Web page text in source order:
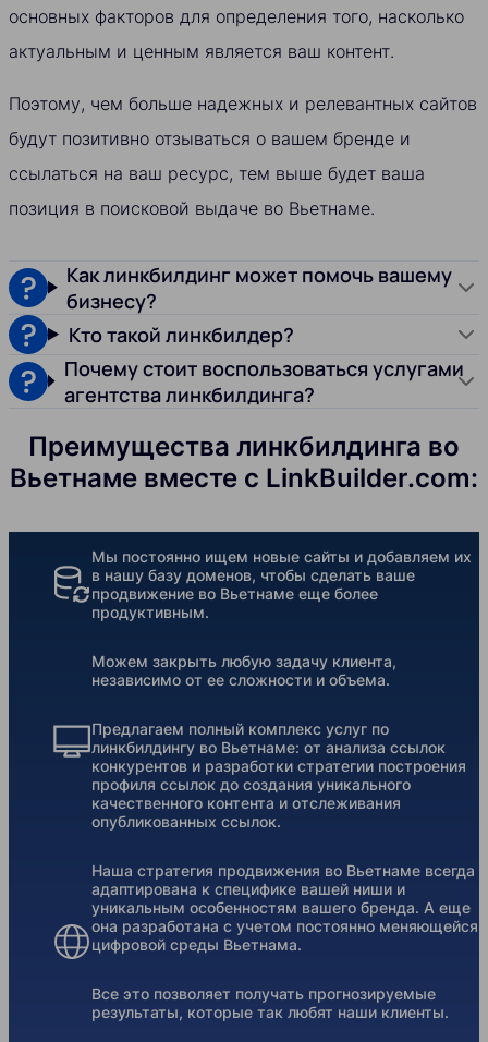
основных факторов для определения того, насколько
актуальным и ценным является ваш контент.
Поэтому, чем больше надежных и релевантных сайтов
будут позитивно отзываться о вашем бренде и
ссылаться на ваш ресурс, тем выше будет ваша
позиция в поисковой выдаче во Вьетнаме.
Как линкбилдинг может помочь вашему
бизнесу?
Кто такой линкбилдер?
Почему стоит воспользоваться услугами
агентства линкбилдинга?
Преимущества линкбилдинга во
Вьетнаме вместе с LinkBuilder.com:
Мы постоянно ищем новые сайты и добавляем их
в нашу базу доменов, чтобы сделать ваше
продвижение во Вьетнаме еще более
продуктивным.
Можем закрыть любую задачу клиента,
независимо от ее сложности и объема.
Предлагаем полный комплекс услуг по
линкбилдингу во Вьетнаме: от анализа ссылок
конкурентов и разработки стратегии построения
профиля ссылок до создания уникального
качественного контента и отслеживания
опубликованных ссылок.
Наша стратегия продвижения во Вьетнаме всегда
адаптирована к специфике вашей ниши и
уникальным особенностям вашего бренда. А еще
она разработана с учетом постоянно меняющейся
цифровой среды Вьетнама.
Все это позволяет получать прогнозируемые
результаты, которые так любят наши клиенты.